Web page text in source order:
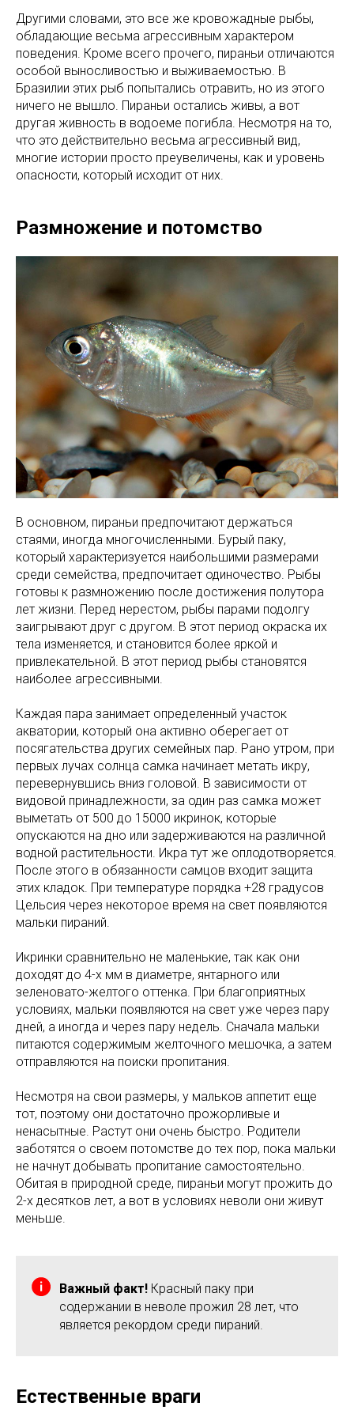
Другими словами, это все же кровожадные рыбы,
обладающие весьма агрессивным характером
поведения. Кроме всего прочего, пираньи отличаются
особой выносливостью и выживаемостью. В
Бразилии этих рыб попытались отравить, но из этого
ничего не вышло. Пираньи остались живы, а вот
другая живность в водоеме погибла. Несмотря на то,
что это действительно весьма агрессивный вид,
многие истории просто преувеличены, как и уровень
опасности, который исходит от них.
Размножение и потомство
В основном, пираньи предпочитают держаться
стаями, иногда многочисленными. Бурый паку,
который характеризуется наибольшими размерами
среди семейства, предпочитает одиночество. Рыбы
готовы к размножению после достижения полутора
лет жизни. Перед нерестом, рыбы парами подолгу
заигрывают друг с другом. В этот период окраска их
тела изменяется, и становится более яркой и
привлекательной. В этот период рыбы становятся
наиболее агрессивными.
Каждая пара занимает определенный участок
акватории, который она активно оберегает от
посягательства других семейных пар. Рано утром, при
первых лучах солнца самка начинает метать икру,
перевернувшись вниз головой. В зависимости от
видовой принадлежности, за один раз самка может
выметать от 500 до 15000 икринок, которые
опускаются на дно или задерживаются на различной
водной растительности. Икра тут же оплодотворяется.
После этого в обязанности самцов входит защита
этих кладок. При температуре порядка +28 градусов
Цельсия через некоторое время на свет появляются
мальки пираний.
Икринки сравнительно не маленькие, так как они
доходят до 4-х мм в диаметре, янтарного или
зеленовато-желтого оттенка. При благоприятных
условиях, мальки появляются на свет уже через пару
дней, а иногда и через пару недель. Сначала мальки
питаются содержимым желточного мешочка, а затем
отправляются на поиски пропитания.
Несмотря на свои размеры, у мальков аппетит еще
тот, поэтому они достаточно прожорливые и
ненасытные. Растут они очень быстро. Родители
заботятся о своем потомстве до тех пор, пока мальки
не начнут добывать пропитание самостоятельно.
Обитая в природной среде, пираньи могут прожить до
2-х десятков лет, а вот в условиях неволи они живут
меньше.
Важный факт! Красный паку при
содержании в неволе прожил 28 лет, что
является рекордом среди пираний.
Естественные враги